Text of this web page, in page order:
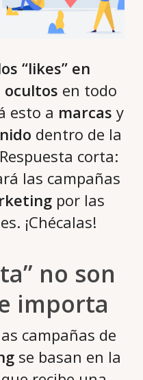
“likes” en
en todo
esto a marcas y
dentro de la
corta:
las campañas
por las
¡Chécalas!
no son
importa
campañas de
se basan en la